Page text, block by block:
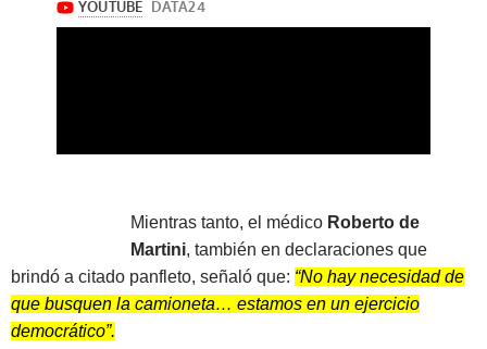
Mientras tanto, el médico Roberto de
Martini, también en declaraciones que
brindó a citado panfleto, señaló que: “No hay necesidad de
que busquen la camioneta… estamos en un ejercicio
democrático”.